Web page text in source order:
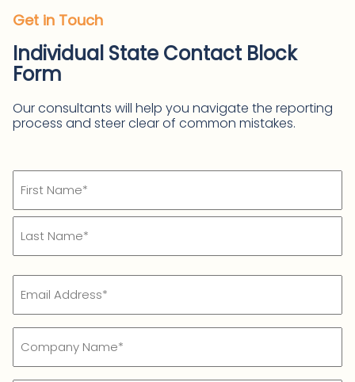
Get in Touch
Individual State Contact Block
Form
Our consultants will help you navigate the reporting
process and steer clear of common mistakes.
(Required)
First
Name